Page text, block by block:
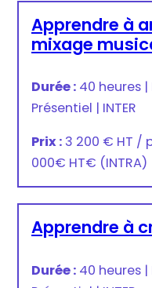
Apprendre à
mixage
Durée : 40 heures |
Présentiel | INTER
Prix : 3 200 € HT /
000€ HT€ (INTRA)
Apprendre à
Durée : 40 heures |